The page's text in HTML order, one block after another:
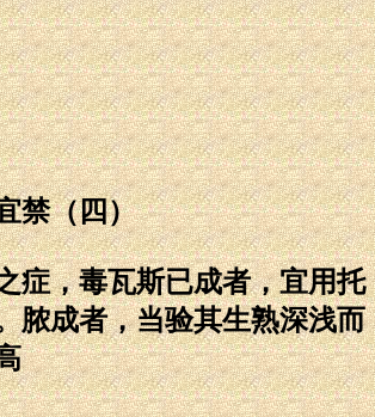
禁（四）
症，毒瓦斯已成者，宜用托
脓成者，当验其生熟深浅而